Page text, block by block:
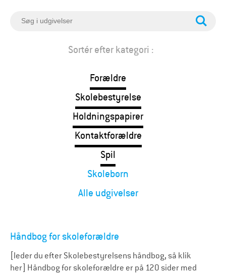
e
S
Sortér efter kategori :
Forældre
Skolebestyrelse
Holdningspapirer
Kontaktforældre
Spil
Skolebørn
Alle udgivelser
Håndbog for skoleforældre
[leder du efter Skolebestyrelsens håndbog, så klik
her] Håndbog for skoleforældre er på 120 sider med